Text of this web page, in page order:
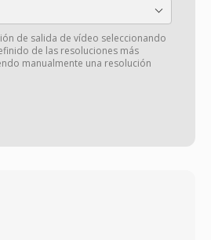
de salida de vídeo seleccionando
de las resoluciones más
manualmente una resolución